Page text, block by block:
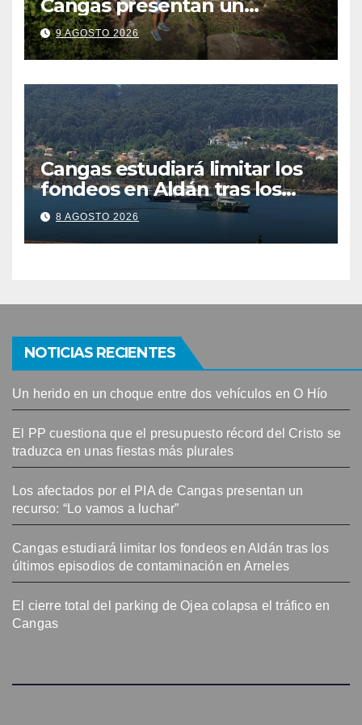
Cangas presentan un
recurso: “Lo vamos a luchar”
9 AGOSTO 2026
Cangas estudiará limitar los
fondeos en Aldán tras los
últimos episodios de
contaminación en Arneles
8 AGOSTO 2026
NOTICIAS RECIENTES
Un herido en un choque entre dos vehículos en O Hío
El PP cuestiona que el presupuesto récord del Cristo se
traduzca en unas fiestas más plurales
Los afectados por el PIA de Cangas presentan un
recurso: “Lo vamos a luchar”
Cangas estudiará limitar los fondeos en Aldán tras los
últimos episodios de contaminación en Arneles
El cierre total del parking de Ojea colapsa el tráfico en
Cangas